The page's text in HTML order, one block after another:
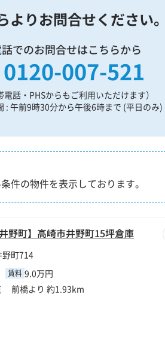
よりお問合せください。
でのお問合せはこちらから
0120-007-521
電話・PHSからもご利用いただけます）
: 午前9時30分から午後6時まで (平日のみ)
件の物件を表示しております。
野町】高崎市井野町15坪倉庫
野町714
賃料 9.0万円
前橋より 約1.93km